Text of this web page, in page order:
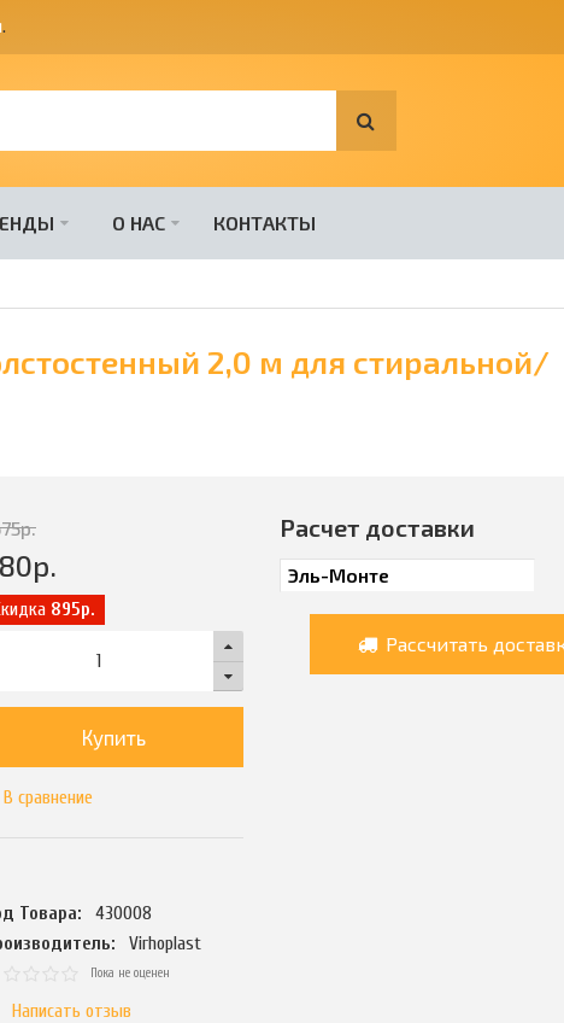
.
О НАС КОНТАКТЫ
2,0 м для стиральной/
р.
р.
895р.
Купить
В сравнение
Товара:
430008
Virhoplast
Пока не оценен
Написать отзыв
Расчет доставки
Рассчитать